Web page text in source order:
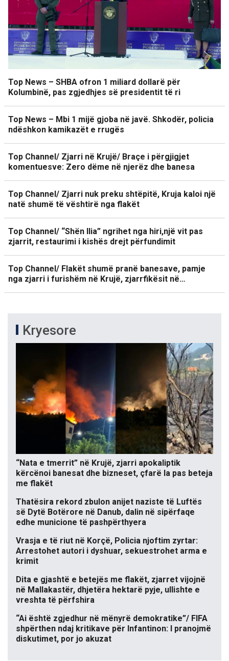
Top News – SHBA ofron 1 miliard dollarë për
Kolumbinë, pas zgjedhjes së presidentit të ri
Top News – Mbi 1 mijë gjoba në javë. Shkodër, policia
ndëshkon kamikazët e rrugës
Top Channel/ Zjarri në Krujë/ Braçe i përgjigjet
komentuesve: Zero dëme në njerëz dhe banesa
Top Channel/ Zjarri nuk preku shtëpitë, Kruja kaloi një
natë shumë të vështirë nga flakët
Top Channel/ “Shën Ilia” ngrihet nga hiri,një vit pas
zjarrit, restaurimi i kishës drejt përfundimit
Top Channel/ Flakët shumë pranë banesave, pamje
nga zjarri i furishëm në Krujë, zjarrfikësit në…
Kryesore
“Nata e tmerrit” në Krujë, zjarri apokaliptik
kërcënoi banesat dhe bizneset, çfarë la pas beteja
me flakët
Thatësira rekord zbulon anijet naziste të Luftës
së Dytë Botërore në Danub, dalin në sipërfaqe
edhe municione të pashpërthyera
Vrasja e të riut në Korçë, Policia njoftim zyrtar:
Arrestohet autori i dyshuar, sekuestrohet arma e
krimit
Dita e gjashtë e betejës me flakët, zjarret vijojnë
në Mallakastër, dhjetëra hektarë pyje, ullishte e
vreshta të përfshira
“Ai është zgjedhur në mënyrë demokratike”/ FIFA
shpërthen ndaj kritikave për Infantinon: I pranojmë
diskutimet, por jo akuzat